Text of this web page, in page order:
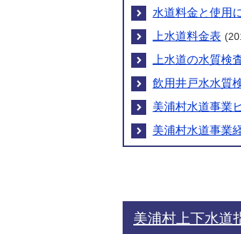
水道料金と使用
上水道料金表
上水道の水質検
飲用井戸水水質
美浦村水道事業
美浦村水道事業
美浦村上下水道